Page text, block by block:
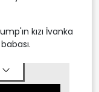
kızı İvanka